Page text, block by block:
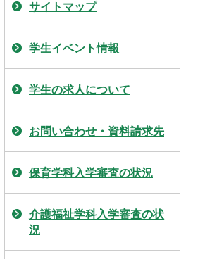
サイトマップ
学生イベント情報
学生の求人について
お問い合わせ・資料請求先
保育学科入学審査の状況
介護福祉学科入学審査の状
況